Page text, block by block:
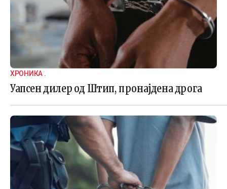
ХРОНИКА .
Уапсен дилер од Штип, пронајдена дрога